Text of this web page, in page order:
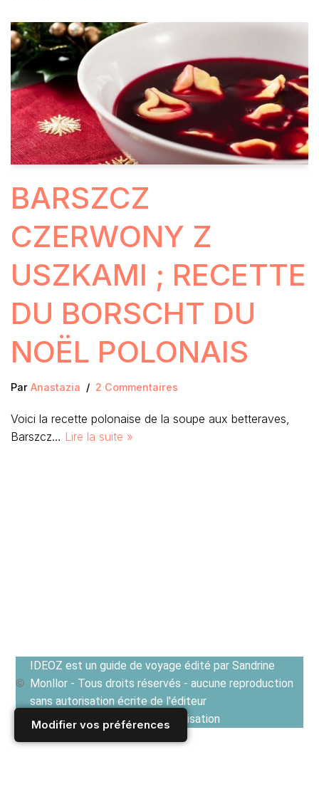
Modifier vos préférences
BARSZCZ
CZERWONY Z
USZKAMI ; RECETTE
DU BORSCHT DU
NOËL POLONAIS
Par Anastazia 2 Commentaires
Voici la recette polonaise de la soupe aux betteraves,
Barszcz… Lire la suite »
IDEOZ est un guide de voyage édité par Sandrine
Monllor - Tous droits réservés - aucune reproduction
sans autorisation écrite de l'éditeur
Voir les Conditions générales d'utilisation